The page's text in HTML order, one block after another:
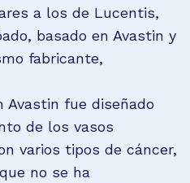
a los de Lucentis,
basado en Avastin y
fabricante,
Avastin fue diseñado
de los vasos
varios tipos de cáncer,
no se ha